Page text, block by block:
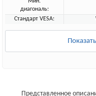
диагональ:
Стандарт VESA:
Представленное